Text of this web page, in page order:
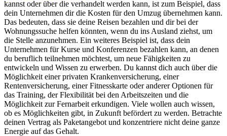
kannst oder über die verhandelt werden kann, ist zum Beispiel, dass
dein Unternehmen dir die Kosten für den Umzug übernehmen kann.
Das bedeuten, dass sie deine Reisen bezahlen und dir bei der
Wohnungssuche helfen könnten, wenn du ins Ausland ziehst, um
die Stelle anzunehmen. Ein weiteres Beispiel ist, dass dein
Unternehmen für Kurse und Konferenzen bezahlen kann, an denen
du beruflich teilnehmen möchtest, um neue Fähigkeiten zu
entwickeln und Wissen zu erwerben. Du kannst dich auch über die
Möglichkeit einer privaten Krankenversicherung, einer
Rentenversicherung, einer Fitnesskarte oder anderer Optionen für
das Training, der Flexibilität bei den Arbeitszeiten und die
Möglichkeit zur Fernarbeit erkundigen. Viele wollen auch wissen,
ob es Möglichkeiten gibt, in Zukunft befördert zu werden. Betrachte
deinen Vertrag als Paketangebot und konzentriere nicht deine ganze
Energie auf das Gehalt.